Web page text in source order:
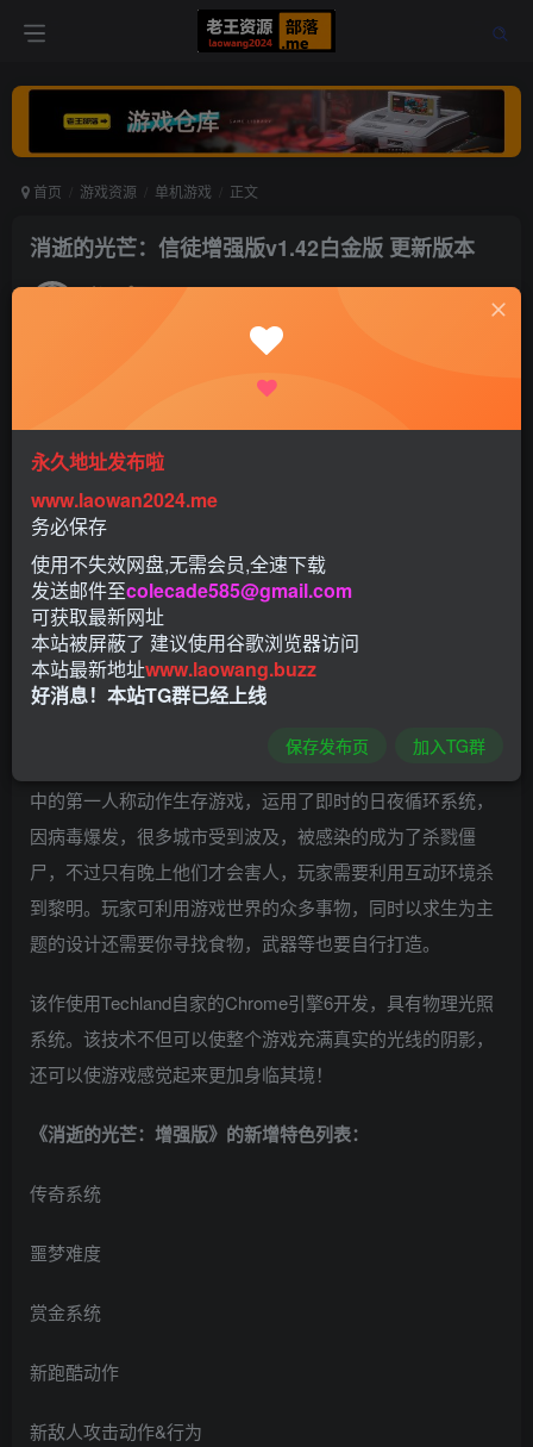
首页 游戏资源 单机游戏 正文
消逝的光芒：信徒增强版v1.42白金版 更新版本
老王 打赏
中的第一人称动作生存游戏，运用了即时的日夜循环系统，
因病毒爆发，很多城市受到波及，被感染的成为了杀戮僵
尸，不过只有晚上他们才会害人，玩家需要利用互动环境杀
到黎明。玩家可利用游戏世界的众多事物，同时以求生为主
题的设计还需要你寻找食物，武器等也要自行打造。
该作使用Techland自家的Chrome引擎6开发，具有物理光照
系统。该技术不但可以使整个游戏充满真实的光线的阴影，
还可以使游戏感觉起来更加身临其境！
《消逝的光芒：增强版》的新增特色列表：
传奇系统
噩梦难度
赏金系统
新跑酷动作
新敌人攻击动作&行为
永久地址发布啦
www.laowan2024.me
务必保存
使用不失效网盘,无需会员,全速下载
发送邮件至colecade585@gmail.com
可获取最新网址
本站被屏蔽了 建议使用谷歌浏览器访问
本站最新地址www.laowang.buzz
好消息！本站TG群已经上线
保存发布页 加入TG群